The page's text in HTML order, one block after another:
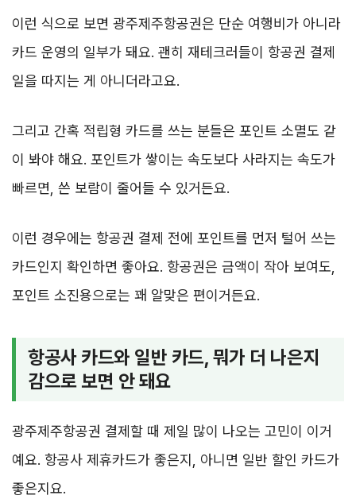
이런 식으로 보면 광주제주항공권은 단순 여행비가 아니라
카드 운영의 일부가 돼요. 괜히 재테크러들이 항공권 결제
일을 따지는 게 아니더라고요.
그리고 간혹 적립형 카드를 쓰는 분들은 포인트 소멸도 같
이 봐야 해요. 포인트가 쌓이는 속도보다 사라지는 속도가
빠르면, 쓴 보람이 줄어들 수 있거든요.
이런 경우에는 항공권 결제 전에 포인트를 먼저 털어 쓰는
카드인지 확인하면 좋아요. 항공권은 금액이 작아 보여도,
포인트 소진용으로는 꽤 알맞은 편이거든요.
항공사 카드와 일반 카드, 뭐가 더 나은지
감으로 보면 안 돼요
광주제주항공권 결제할 때 제일 많이 나오는 고민이 이거
예요. 항공사 제휴카드가 좋은지, 아니면 일반 할인 카드가
좋은지요.